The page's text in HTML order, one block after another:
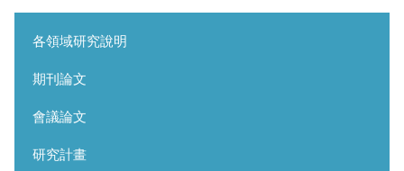
各領域研究說明
期刊論文
會議論文
研究計畫